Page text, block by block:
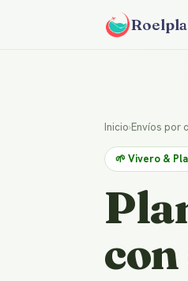
Inicio›Envíos por
🌱 Vivero &